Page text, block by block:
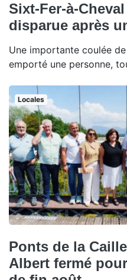
Sixt-Fer-à-
disparue après
Une importante coulée
emporté une personne,
Locales
Ponts de la
Albert fermé